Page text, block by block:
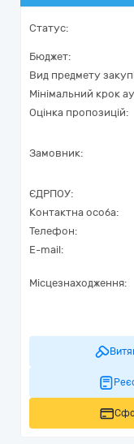
Статус:
Бюджет:
Вид предмету
Мінімальний крок
Оцінка пропозицій:
Замовник:
ЄДРПОУ:
Контактна особа:
Телефон:
E-mail:
Місцезнаходження: